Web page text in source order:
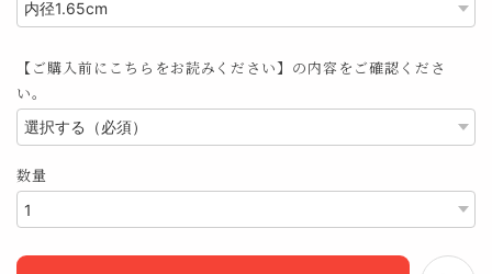
【ご購入前にこちらをお読みください】の内容をご確認くださ
い。
数量